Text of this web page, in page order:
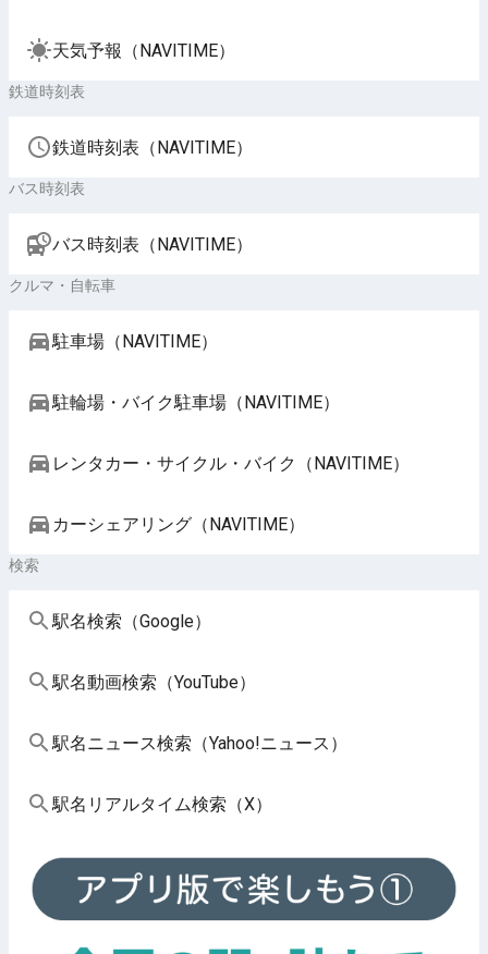
天気予報（NAVITIME）
鉄道時刻表
鉄道時刻表（NAVITIME）
バス時刻表
バス時刻表（NAVITIME）
クルマ・自転車
駐車場（NAVITIME）
駐輪場・バイク駐車場（NAVITIME）
レンタカー・サイクル・バイク（NAVITIME）
カーシェアリング（NAVITIME）
検索
駅名検索（Google）
駅名動画検索（YouTube）
駅名ニュース検索（Yahoo!ニュース）
駅名リアルタイム検索（X）